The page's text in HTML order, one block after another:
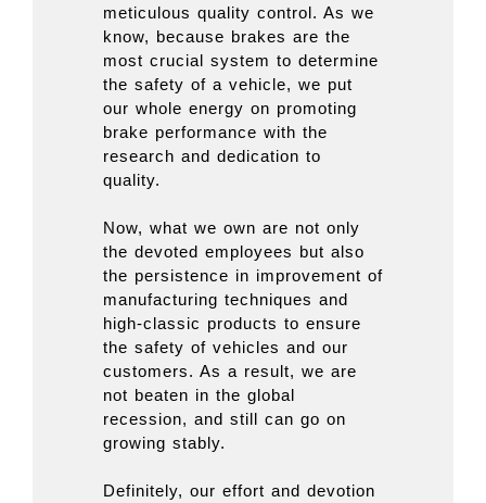
meticulous quality control. As we
know, because brakes are the
most crucial system to determine
the safety of a vehicle, we put
our whole energy on promoting
brake performance with the
research and dedication to
quality.
Now, what we own are not only
the devoted employees but also
the persistence in improvement of
manufacturing techniques and
high-classic products to ensure
the safety of vehicles and our
customers. As a result, we are
not beaten in the global
recession, and still can go on
growing stably.
Definitely, our effort and devotion